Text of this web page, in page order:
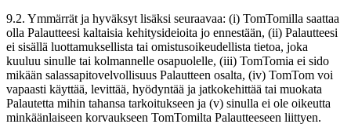
9.2. Ymmärrät ja hyväksyt lisäksi seuraavaa: (i) TomTomilla saattaa
olla Palautteesi kaltaisia kehitysideioita jo ennestään, (ii) Palautteesi
ei sisällä luottamuksellista tai omistusoikeudellista tietoa, joka
kuuluu sinulle tai kolmannelle osapuolelle, (iii) TomTomia ei sido
mikään salassapitovelvollisuus Palautteen osalta, (iv) TomTom voi
vapaasti käyttää, levittää, hyödyntää ja jatkokehittää tai muokata
Palautetta mihin tahansa tarkoitukseen ja (v) sinulla ei ole oikeutta
minkäänlaiseen korvaukseen TomTomilta Palautteeseen liittyen.